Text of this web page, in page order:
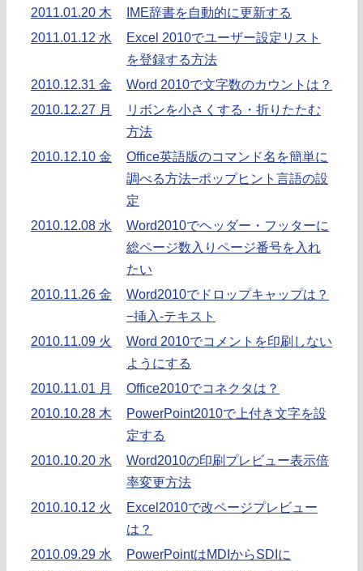
2011.01.20 木
IME辞書を自動的に更新する
2011.01.12 水
Excel 2010でユーザー設定リスト
を登録する方法
2010.12.31 金
Word 2010で文字数のカウントは？
2010.12.27 月
リボンを小さくする・折りたたむ
方法
2010.12.10 金
Office英語版のコマンド名を簡単に
調べる方法−ポップヒント言語の設
定
2010.12.08 水
Word2010でヘッダー・フッターに
総ページ数入りページ番号を入れ
たい
2010.11.26 金
Word2010でドロップキャップは？
−挿入-テキスト
2010.11.09 火
Word 2010でコメントを印刷しない
ようにする
2010.11.01 月
Office2010でコネクタは？
2010.10.28 木
PowerPoint2010で上付き文字を設
定する
2010.10.20 水
Word2010の印刷プレビュー表示倍
率変更方法
2010.10.12 火
Excel2010で改ページプレビュー
は？
2010.09.29 水
PowerPointはMDIからSDIに